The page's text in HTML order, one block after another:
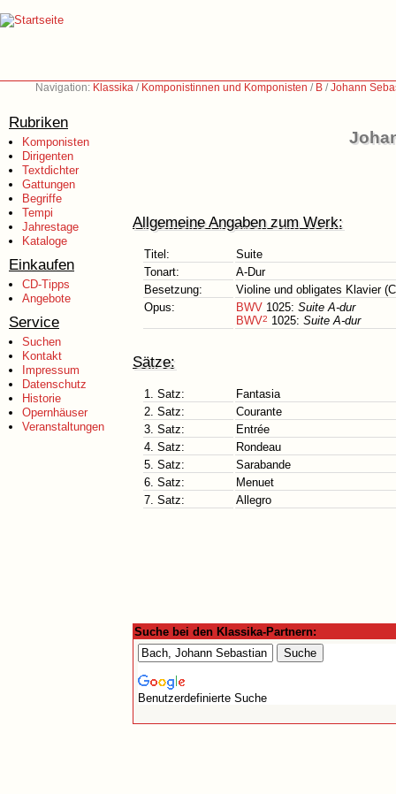
Navigation: Klassika / Komponistinnen und Komponisten / B /Johann
Rubriken
Komponisten
Dirigenten
Textdichter
Gattungen
Begriffe
Tempi
Jahrestage
Kataloge
Einkaufen
CD-Tipps
Angebote
Service
Suchen
Kontakt
Impressum
Datenschutz
Historie
Opernhäuser
Veranstaltungen
Allgemeine Angaben zum Werk:
Titel:
Suite
Tonart:
A-Dur
Besetzung:
Violine und obligates Klavier
Opus:
BWV 1025: Suite A-dur
BWV2 1025: Suite A-dur
Sätze:
1. Satz:
Fantasia
2. Satz:
Courante
3. Satz:
Entrée
4. Satz:
Rondeau
5. Satz:
Sarabande
6. Satz:
Menuet
7. Satz:
Allegro
Suche bei den Klassika-Partnern:
Benutzerdefinierte Suche